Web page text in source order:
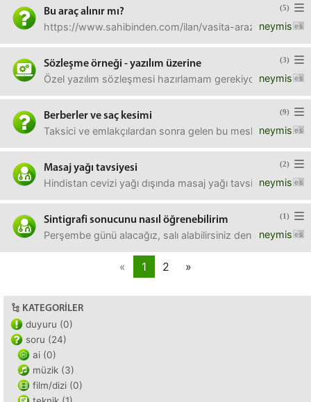
(5)
Bu araç alınır mı?
neymis
https://www.sahibinden.com/ilan/vasita-arazi-suv-pick-
(3)
Sözleşme örneği - yazılım üzerine
neymis
Özel yazılım sözleşmesi hazırlamam gerekiyor. Elinde
(9)
Berberler ve saç kesimi
neymis
Taksici ve emlakçılardan sonra gelen bu meslek grubu
(2)
Masaj yağı tavsiyesi
neymis
Hindistan cevizi yağı dışında masaj yağı tavsiyesi
(1)
Sintigrafi sonucunu nasıl öğrenebilirim
neymis
Perşembe günü alacağız, salı alabilirsiniz
« 1 2 »
KATEGORILER
duyuru (0)
soru (24)
ai (0)
müzik (3)
film/dizi (0)